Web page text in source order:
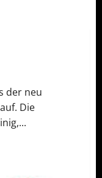
der neu
Die